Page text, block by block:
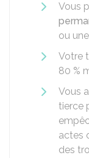
Vous
ou une
Votre
80 %
Vous
tierce
actes
des